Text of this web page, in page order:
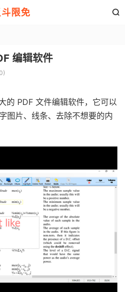
限免 
编辑软件
的 PDF 文件编辑软件，它可以
图片、线条、去除不想要的内